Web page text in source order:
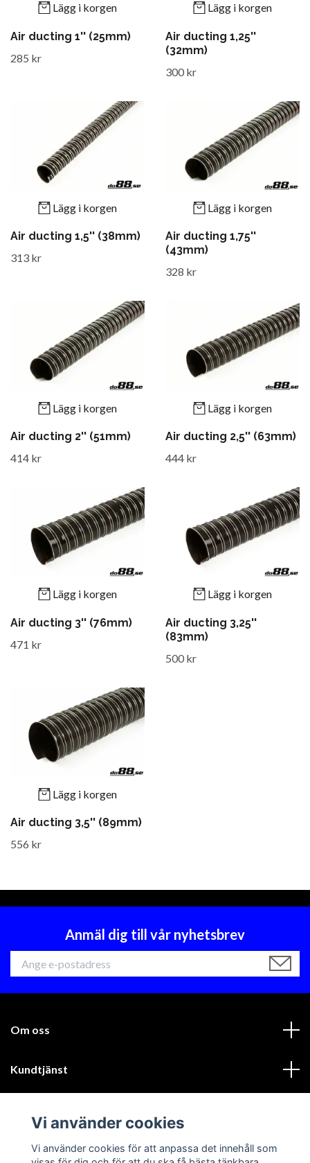
Lägg i korgen
Air ducting 1'' (25mm)
285 kr
Lägg i korgen
Air ducting 1,25''
(32mm)
300 kr
Lägg i korgen
Air ducting 1,5'' (38mm)
313 kr
Lägg i korgen
Air ducting 1,75''
(43mm)
328 kr
Lägg i korgen
Air ducting 2'' (51mm)
414 kr
Lägg i korgen
Air ducting 2,5'' (63mm)
444 kr
Lägg i korgen
Air ducting 3'' (76mm)
471 kr
Lägg i korgen
Air ducting 3,25''
(83mm)
500 kr
Lägg i korgen
Air ducting 3,5'' (89mm)
556 kr
Anmäl dig till vår nyhetsbrev
Om oss
Kundtjänst
Sociala medier
Vi använder cookies
Vi använder cookies för att anpassa det innehåll som